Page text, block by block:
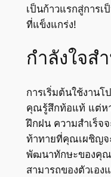
เป็นก้าวแรกสู่การ
ที่แข็งแกร่ง!
กำลังใจส
การเริ่มต้นใช้งาน
คุณรู้สึกท้อแท้ แต่ห
ฝึกฝน ความสำเร็จ
ท้าทายที่คุณเผชิญจ
พัฒนาทักษะของคุ
สามารถของตัวเอง